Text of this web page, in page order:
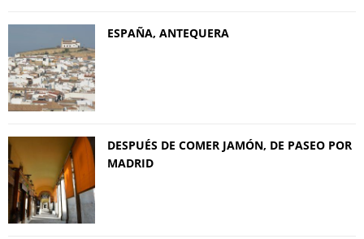
ESPAÑA, ANTEQUERA
DESPUÉS DE COMER JAMÓN, DE PASEO POR
MADRID